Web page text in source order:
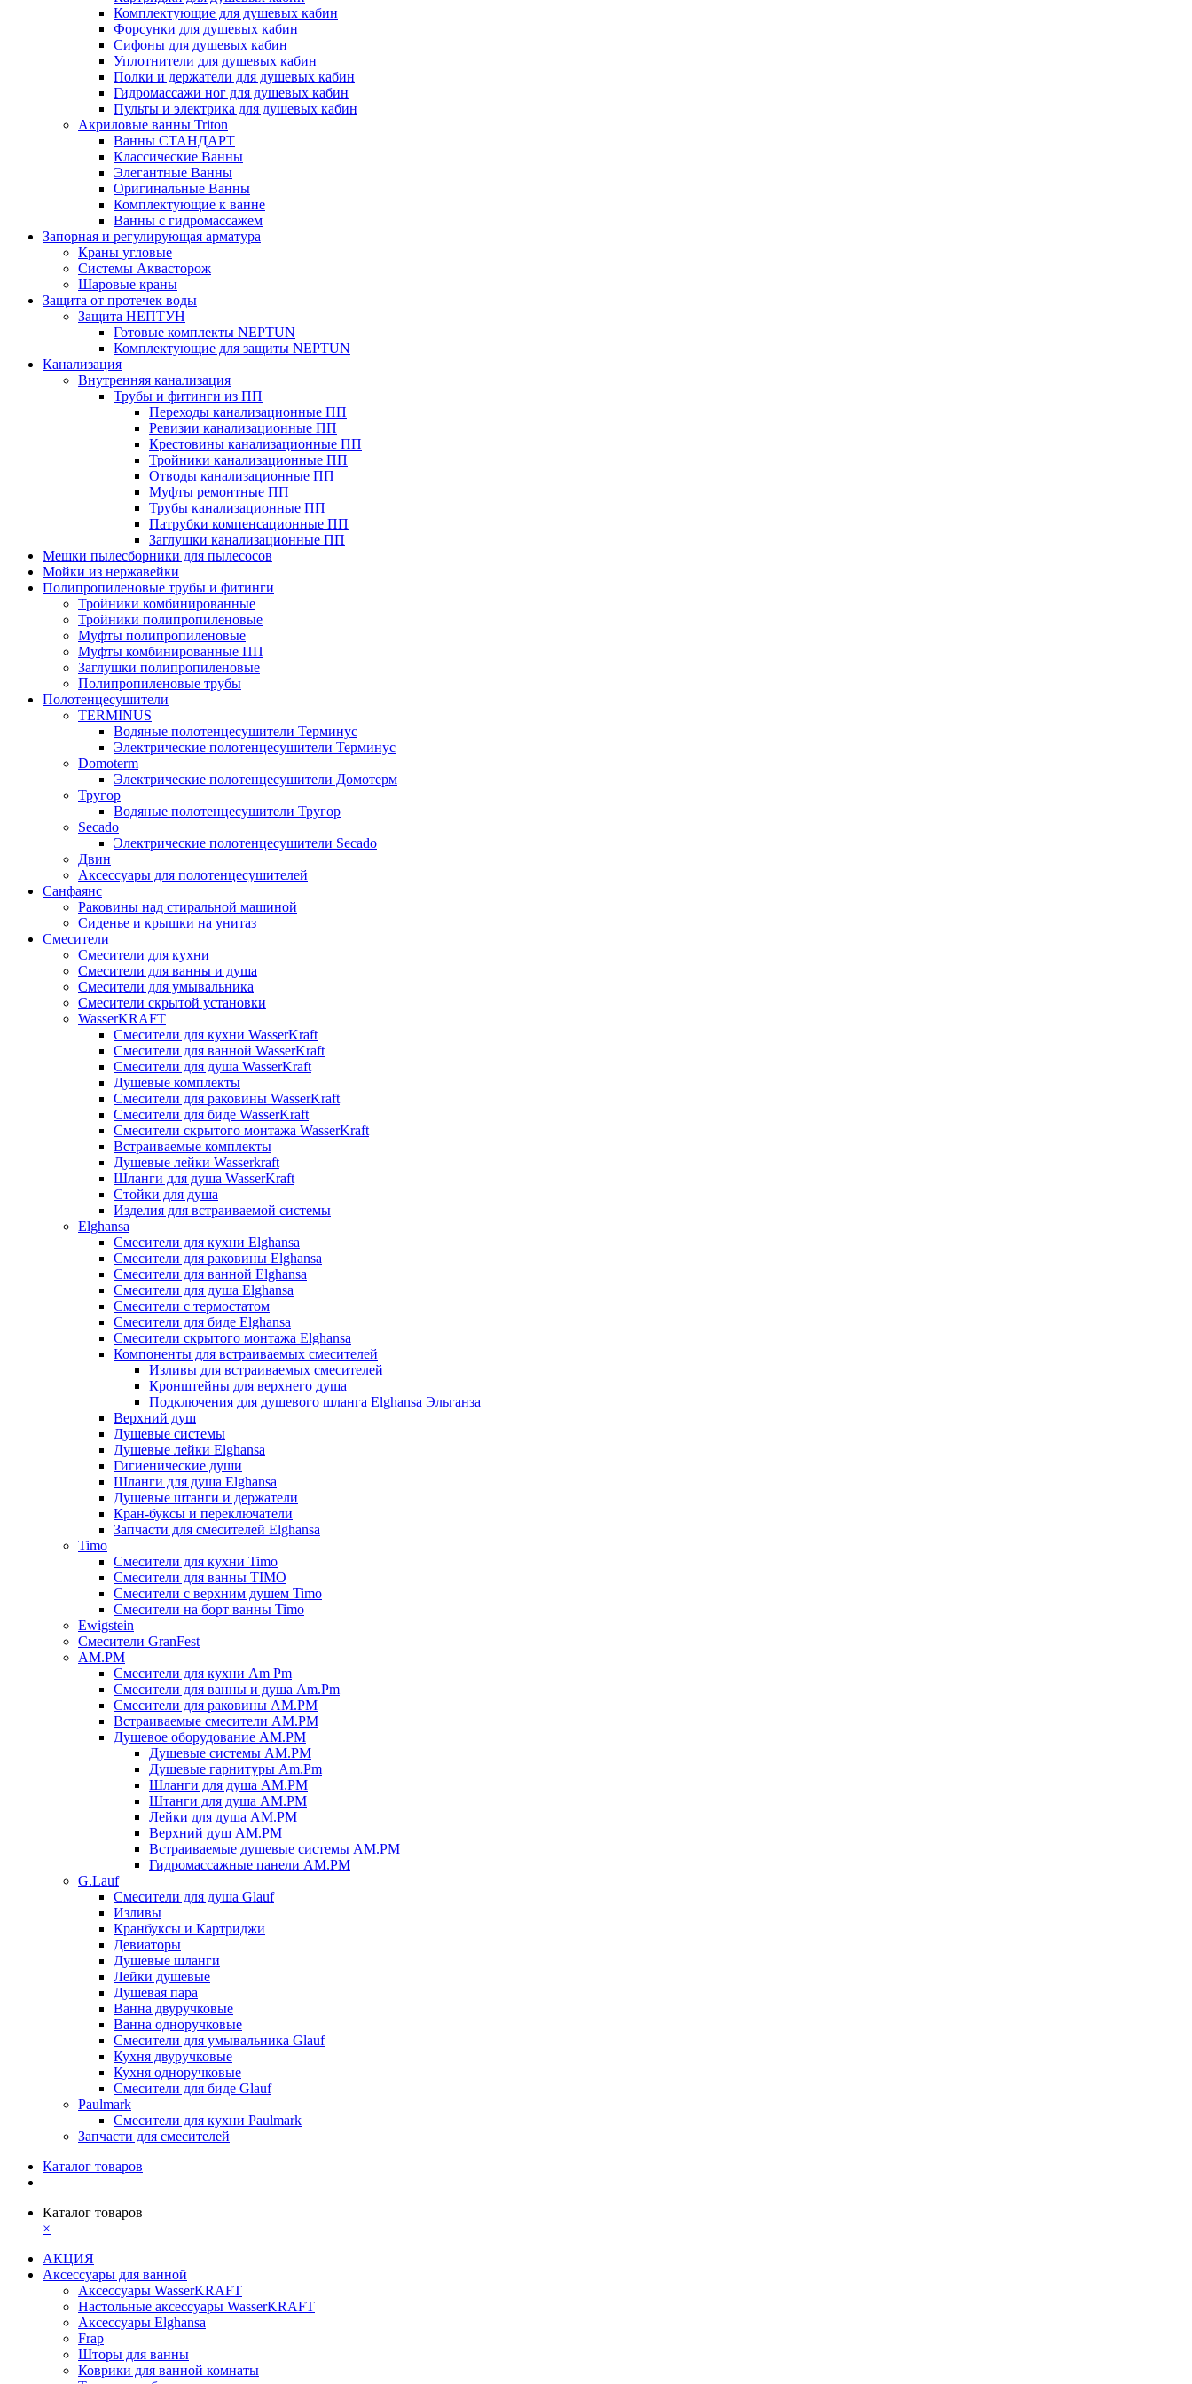
Комплектующие для душевых кабин
Форсунки для душевых кабин
Сифоны для душевых кабин
Уплотнители для душевых кабин
Полки и держатели для душевых кабин
Гидромассажи ног для душевых кабин
Пульты и электрика для душевых кабин
Акриловые ванны Triton
Ванны СТАНДАРТ
Классические Ванны
Элегантные Ванны
Оригинальные Ванны
Комплектующие к ванне
Ванны с гидромассажем
Запорная и регулирующая арматура
Краны угловые
Системы Аквасторож
Шаровые краны
Защита от протечек воды
Защита НЕПТУН
Готовые комплекты NEPTUN
Комплектующие для защиты NEPTUN
Канализация
Внутренняя канализация
Трубы и фитинги из ПП
Переходы канализационные ПП
Ревизии канализационные ПП
Крестовины канализационные ПП
Тройники канализационные ПП
Отводы канализационные ПП
Муфты ремонтные ПП
Трубы канализационные ПП
Патрубки компенсационные ПП
Заглушки канализационные ПП
Мешки пылесборники для пылесосов
Мойки из нержавейки
Полипропиленовые трубы и фитинги
Тройники комбинированные
Тройники полипропиленовые
Муфты полипропиленовые
Муфты комбинированные ПП
Заглушки полипропиленовые
Полипропиленовые трубы
Полотенцесушители
TERMINUS
Водяные полотенцесушители Терминус
Электрические полотенцесушители Терминус
Domoterm
Электрические полотенцесушители Домотерм
Тругор
Водяные полотенцесушители Тругор
Secado
Электрические полотенцесушители Secado
Двин
Аксессуары для полотенцесушителей
Санфаянс
Раковины над стиральной машиной
Сиденье и крышки на унитаз
Смесители
Смесители для кухни
Смесители для ванны и душа
Смесители для умывальника
Смесители скрытой установки
WasserKRAFT
Смесители для кухни WasserKraft
Смесители для ванной WasserKraft
Смесители для душа WasserKraft
Душевые комплекты
Смесители для раковины WasserKraft
Смесители для биде WasserKraft
Смесители скрытого монтажа WasserKraft
Встраиваемые комплекты
Душевые лейки Wasserkraft
Шланги для душа WasserKraft
Стойки для душа
Изделия для встраиваемой системы
Elghansa
Смесители для кухни Elghansa
Смесители для раковины Elghansa
Смесители для ванной Elghansa
Смесители для душа Elghansa
Смесители с термостатом
Смесители для биде Elghansa
Смесители скрытого монтажа Elghansa
Компоненты для встраиваемых смесителей
Изливы для встраиваемых смесителей
Кронштейны для верхнего душа
Подключения для душевого шланга Elghansa Эльганза
Верхний душ
Душевые системы
Душевые лейки Elghansa
Гигиенические души
Шланги для душа Elghansa
Душевые штанги и держатели
Кран-буксы и переключатели
Запчасти для смесителей Elghansa
Timo
Смесители для кухни Timo
Смесители для ванны TIMO
Смесители с верхним душем Timo
Смесители на борт ванны Timo
Ewigstein
Смесители GranFest
AM.PM
Смесители для кухни Am Pm
Смесители для ванны и душа Am.Pm
Смесители для раковины AM.PM
Встраиваемые смесители AM.PM
Душевое оборудование AM.PM
Душевые системы AM.PM
Душевые гарнитуры Am.Pm
Шланги для душа AM.PM
Штанги для душа AM.PM
Лейки для душа AM.PM
Верхний душ AM.PM
Встраиваемые душевые системы AM.PM
Гидромассажные панели AM.PM
G.Lauf
Смесители для душа Glauf
Изливы
Кранбуксы и Картриджи
Девиаторы
Душевые шланги
Лейки душевые
Душевая пара
Ванна двуручковые
Ванна одноручковые
Смесители для умывальника Glauf
Кухня двуручковые
Кухня одноручковые
Смесители для биде Glauf
Paulmark
Смесители для кухни Paulmark
Запчасти для смесителей
Каталог товаров
Каталог товаров
×
АКЦИЯ
Аксессуары для ванной
Аксессуары WasserKRAFT
Настольные аксессуары WasserKRAFT
Аксессуары Elghansa
Frap
Шторы для ванны
Коврики для ванной комнаты